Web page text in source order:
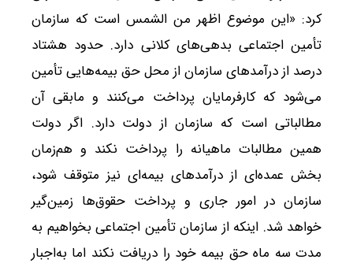
کرد: «این موضوع اظهر من الشمس است که سازمان
تأمین اجتماعی بدهی‌های کلانی دارد. حدود هشتاد
درصد از درآمدهای سازمان از محل حق بیمه‌هایی تأمین
می‌شود که کارفرمایان پرداخت می‌کنند و مابقی آن
مطالباتی است که سازمان از دولت دارد. اگر دولت
همین مطالبات ماهیانه را پرداخت نکند و هم‌زمان
بخش عمده‌ای از درآمدهای بیمه‌ای نیز متوقف شود،
سازمان در امور جاری و پرداخت حقوق‌ها زمین‌گیر
خواهد شد. اینکه از سازمان تأمین اجتماعی بخواهیم به
مدت سه ماه حق بیمه خود را دریافت نکند اما به‌اجبار